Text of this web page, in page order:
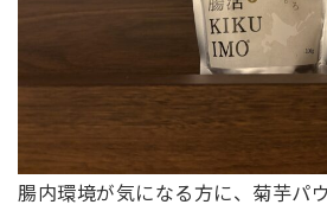
腸内環境が気になる方に、菊芋パ